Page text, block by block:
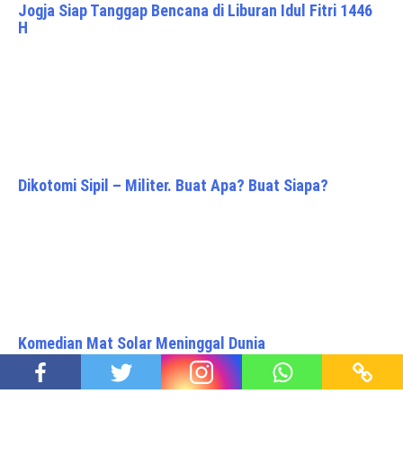
Jogja Siap Tanggap Bencana di Liburan Idul Fitri 1446
H
Dikotomi Sipil – Militer. Buat Apa? Buat Siapa?
Komedian Mat Solar Meninggal Dunia